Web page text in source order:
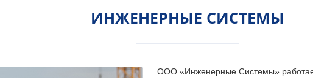
ИНЖЕНЕРНЫЕ СИСТЕМЫ
ООО «Инженерные Системы»